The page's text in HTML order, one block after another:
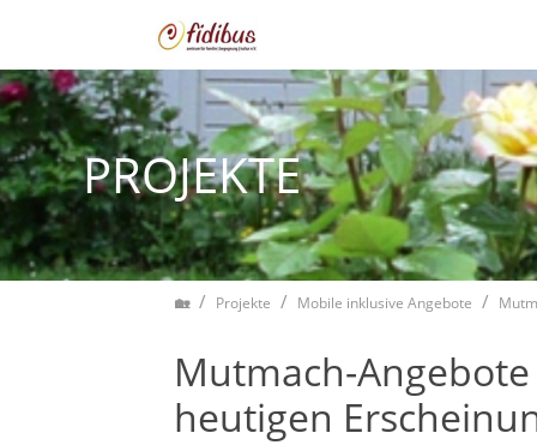
Zum Inhalt springen
PROJEKTE
HomeProjekte Mobile inklusive Angebote
Mutmach-
heutigen